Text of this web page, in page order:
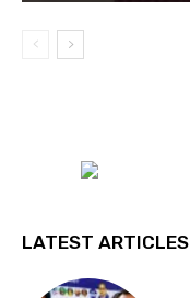
LATEST ARTICLES